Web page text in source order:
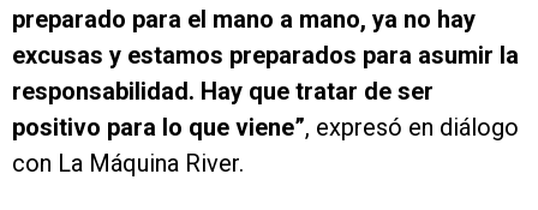
preparado para el mano a mano, ya no hay
excusas y estamos preparados para asumir la
responsabilidad. Hay que tratar de ser
positivo para lo que viene”, expresó en diálogo
con La Máquina River.